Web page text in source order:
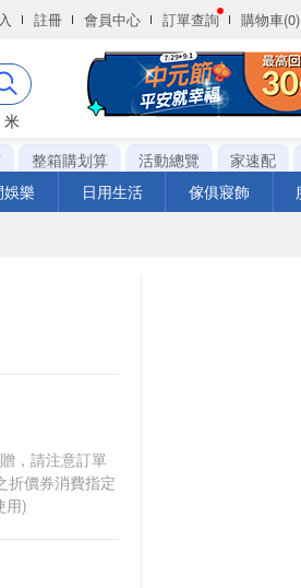
註冊 會員中心 訂單查詢 購物車(0)
米
整箱購划算 活動總覽 家速配
樂 日用生活 傢俱寢飾
，請注意訂單
折價券消費指定
用)